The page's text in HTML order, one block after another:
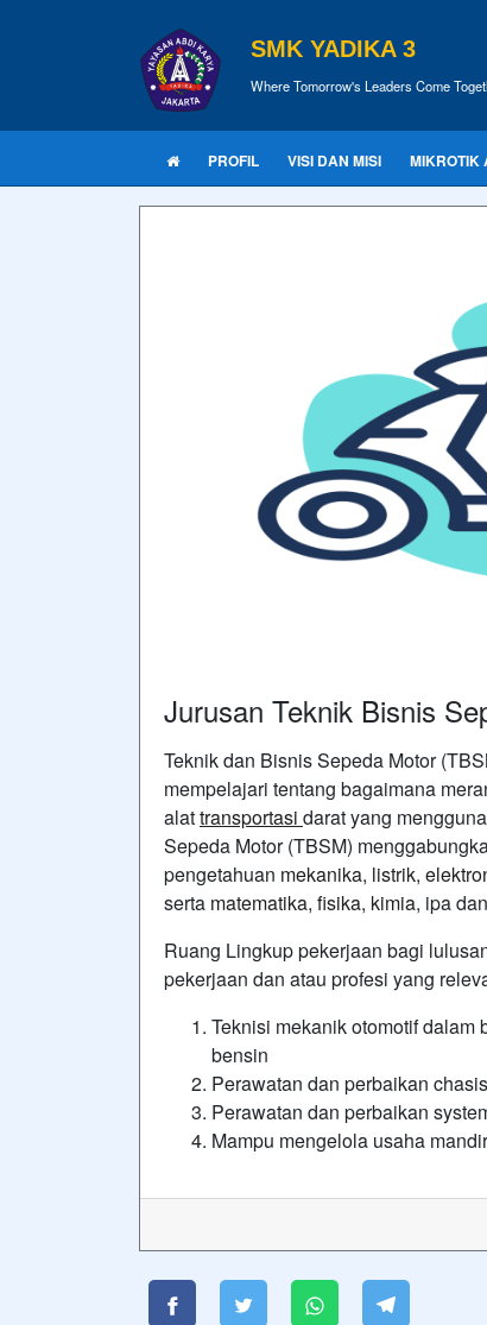
SMK YADIKA 3
Where Tomorrow's Leaders Come
PROFIL VISI DAN MISI MIKROTIK
Jurusan Teknik Bisnis
Teknik dan Bisnis Sepeda Motor
mempelajari tentang bagaimana
alattransportasi darat yang
Sepeda Motor (TBSM)
pengetahuan mekanika, listrik,
serta matematika, fisika, kimia, ipa dan
Ruang Lingkup pekerjaan bagi
pekerjaan dan atau profesi yang
Teknisi mekanik otomotif
bensin
Perawatan dan perbaikan
Perawatan dan perbaikan
Mampu mengelola usaha